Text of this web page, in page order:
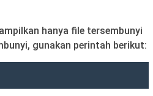
hanya file tersembunyi
gunakan perintah berikut: